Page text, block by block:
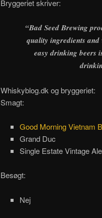
Bryggeriet skriver:
“Bad Seed Brewing
quality ingredients
easy drinking beers
Whiskyblog.dk og bryggeriet:
Smagt:
Good Morning Vietnam
Grand Duc
Single Estate Vintage
Besøgt:
Nej